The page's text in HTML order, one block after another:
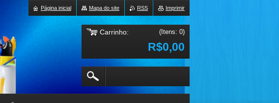
Imprimir
RSS
Mapa do site
Página inicial
Carrinho: (Itens: 0)
R$0,00